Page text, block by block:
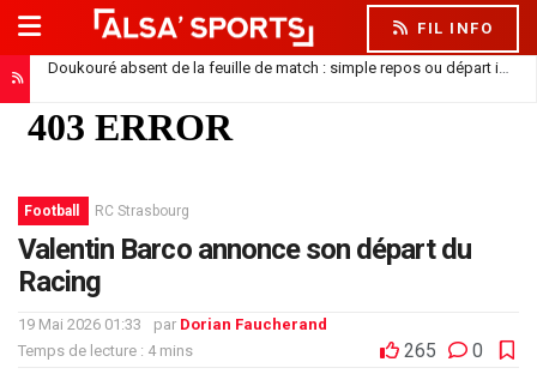
FIL INFO
Doukouré absent de la feuille de match : simple repos ou départ imminent ?
Football RC Strasbourg
Valentin Barco annonce son départ du
Racing
19 Mai 2026 01:33 par Dorian Faucherand
Temps de lecture : 4 mins
265 0